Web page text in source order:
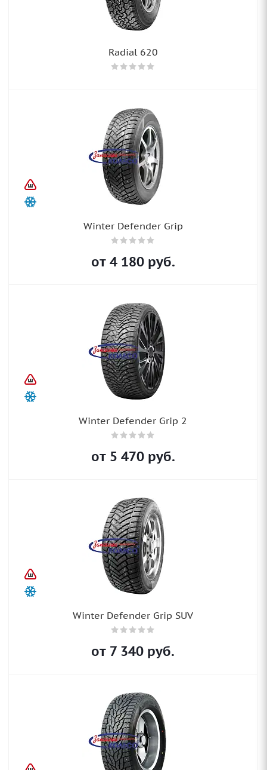
Radial 620
Winter Defender Grip
от 4 180руб.
Winter Defender Grip 2
от 5 470руб.
Winter Defender Grip SUV
от 7 340 руб.